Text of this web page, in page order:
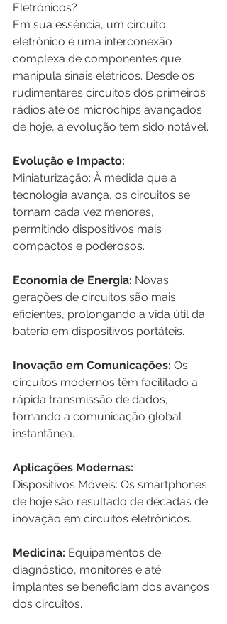
Eletrônicos?
Em sua essência, um circuito
eletrônico é uma interconexão
complexa de componentes que
manipula sinais elétricos. Desde os
rudimentares circuitos dos primeiros
rádios até os microchips avançados
de hoje, a evolução tem sido notável.
Evolução e Impacto:
Miniaturização: À medida que a
tecnologia avança, os circuitos se
tornam cada vez menores,
permitindo dispositivos mais
compactos e poderosos.
Economia de Energia: Novas
gerações de circuitos são mais
eficientes, prolongando a vida útil da
bateria em dispositivos portáteis.
Inovação em Comunicações: Os
circuitos modernos têm facilitado a
rápida transmissão de dados,
tornando a comunicação global
instantânea.
Aplicações Modernas:
Dispositivos Móveis: Os smartphones
de hoje são resultado de décadas de
inovação em circuitos eletrônicos.
Medicina: Equipamentos de
diagnóstico, monitores e até
implantes se beneficiam dos avanços
dos circuitos.